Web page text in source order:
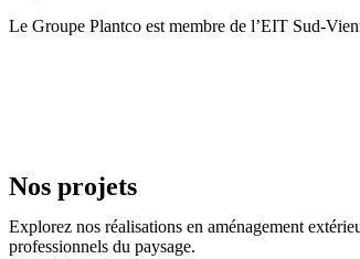
Le Groupe Plantco est membre de l’EIT Sud-
Nos projets
Explorez nos réalisations en aménagement
professionnels du paysage.